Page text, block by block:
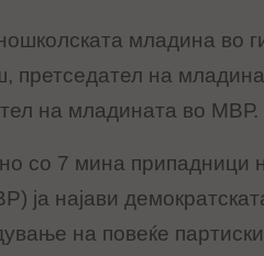
младина во
претседател на
на младината во МВР.
со 7 мина припадници
ја најави
на повеќе